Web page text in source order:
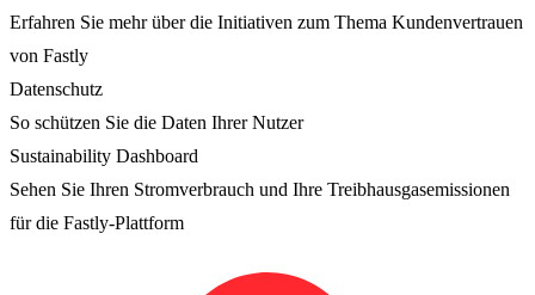
Erfahren Sie mehr über die Initiativen zum Thema Kundenvertrauen
von Fastly
Datenschutz
So schützen Sie die Daten Ihrer Nutzer
Sustainability Dashboard
Sehen Sie Ihren Stromverbrauch und Ihre Treibhausgasemissionen
für die Fastly-Plattform